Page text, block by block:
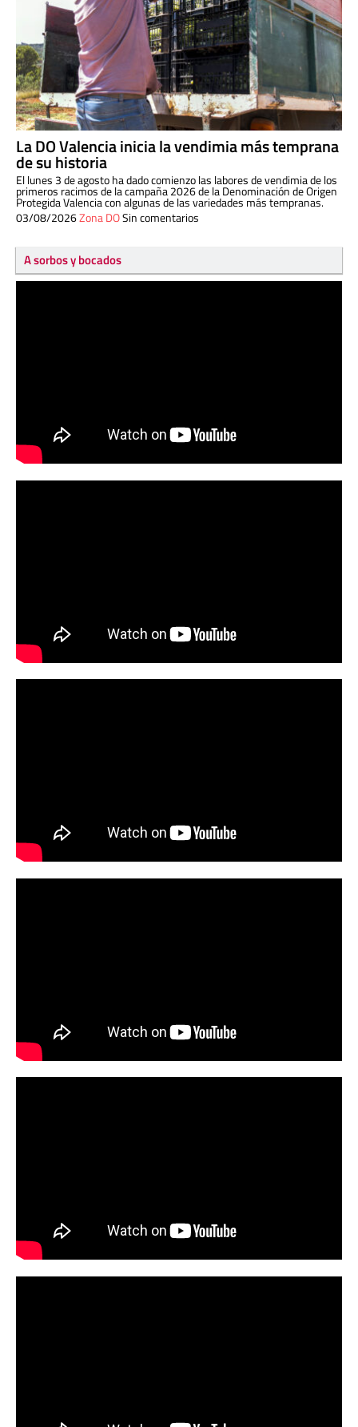
La DO Valencia inicia la vendimia más temprana
de su historia
El lunes 3 de agosto ha dado comienzo las labores de vendimia de los
primeros racimos de la campaña 2026 de la Denominación de Origen
Protegida Valencia con algunas de las variedades más tempranas.
03/08/2026Zona DOSin comentarios
A sorbos y bocados